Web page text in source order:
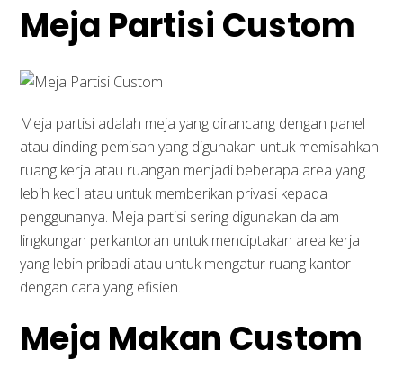
Meja Partisi Custom
Meja partisi adalah meja yang dirancang dengan panel
atau dinding pemisah yang digunakan untuk memisahkan
ruang kerja atau ruangan menjadi beberapa area yang
lebih kecil atau untuk memberikan privasi kepada
penggunanya. Meja partisi sering digunakan dalam
lingkungan perkantoran untuk menciptakan area kerja
yang lebih pribadi atau untuk mengatur ruang kantor
dengan cara yang efisien.
Meja Makan Custom